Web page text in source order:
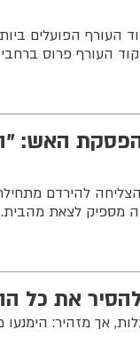
העורף פרוס
האש:
להירדם
את כל
אך מזהיר: